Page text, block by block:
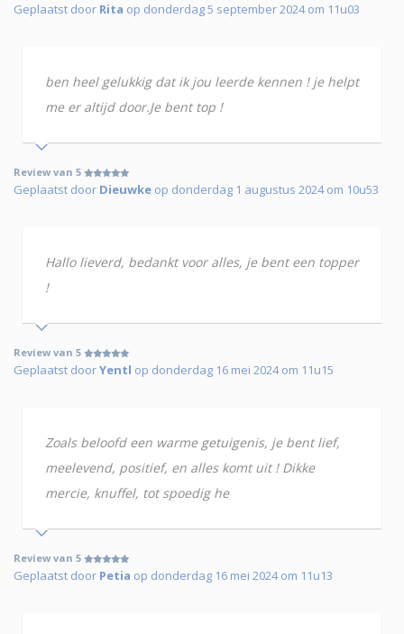
Geplaatst door Rita op donderdag 5 september 2024 om 11u03
ben heel gelukkig dat ik jou leerde kennen ! je helpt
me er altijd door.Je bent top !
Review van 5
Geplaatst door Dieuwke op donderdag 1 augustus 2024 om 10u53
Hallo lieverd, bedankt voor alles, je bent een topper
!
Review van 5
Geplaatst doorYentl op donderdag 16 mei 2024 om 11u15
Zoals beloofd een warme getuigenis, je bent lief,
meelevend, positief, en alles komt uit ! Dikke
mercie, knuffel, tot spoedig he
Review van 5
Geplaatst door Petia op donderdag 16 mei 2024 om 11u13